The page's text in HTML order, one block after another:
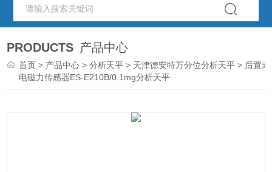
PRODUCTS 产品中心
首页 > 产品中心 >分析天平 > 天津德安特万分位分析天平 > 后置式
电磁力传感器ES-E210B/0.1mg分析天平